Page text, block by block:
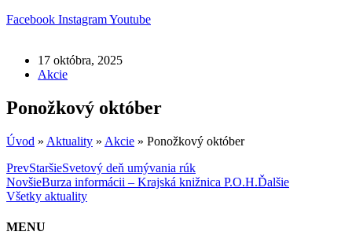
Facebook InstagramYoutube
17 októbra, 2025
Akcie
Ponožkový október
Úvod » Aktuality » Akcie » Ponožkový október
PrevStaršieSvetový deň umývania rúk
NovšieBurza informácii – Krajská knižnica P.O.H.Ďalšie
Všetky aktuality
MENU